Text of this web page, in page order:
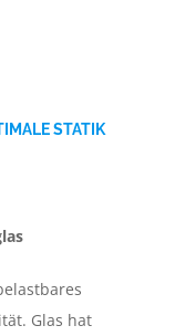
STATIK
Glas hat